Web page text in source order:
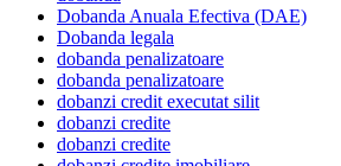
Dobanda Anuala Efectiva (DAE)
Dobanda legala
dobanda penalizatoare
dobanda penalizatoare
dobanzi credit executat silit
dobanzi credite
dobanzi credite